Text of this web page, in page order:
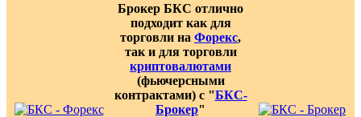
Брокер БКС отлично
подходит как для
торговли на Форекс,
так и для торговли
криптовалютами
(фьючерсными
контрактами) с "БКС-
Брокер"